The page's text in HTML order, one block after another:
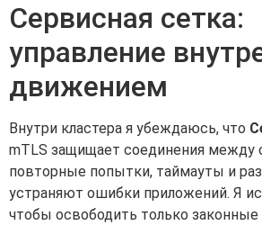
Сервисная сетка:
управление
движением
Внутри кластера я убеждаюсь, что
mTLS защищает соединения между
повторные попытки, таймауты и
устраняют ошибки приложений. Я
чтобы освободить только законные